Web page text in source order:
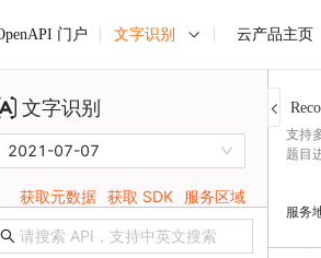
门户 文字识别 云产品主页
文字识别
2021-07-07
获取元数据 获取 SDK 服务区域
支持
题目
服务